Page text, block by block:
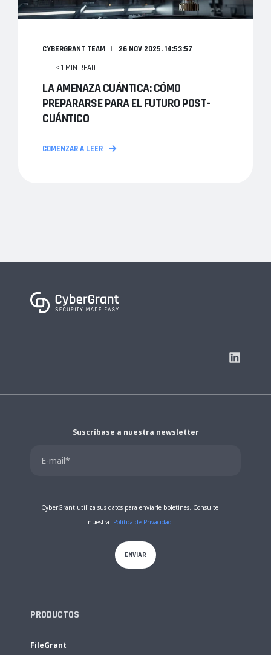
CYBERGRANT TEAM
26 NOV 2025, 14:53:57
< 1 MIN READ
LA AMENAZA CUÁNTICA: CÓMO
PREPARARSE PARA EL FUTURO POST-
CUÁNTICO
COMENZAR A LEER
Suscríbase a nuestra newsletter
CyberGrant utiliza sus datos para enviarle boletines. Consulte
nuestra Política de Privacidad
PRODUCTOS
FileGrant